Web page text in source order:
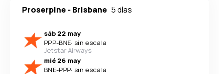
Proserpine - Brisbane 5 días
sáb 22 may
PPP-BNE· sin escala
Jetstar Airways
mié 26 may
BNE-PPP· sin escala